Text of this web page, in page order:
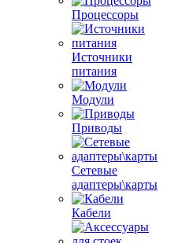
Процессоры
Источники
питания
Модули
Приводы
Сетевые
адаптеры\карты
Кабели